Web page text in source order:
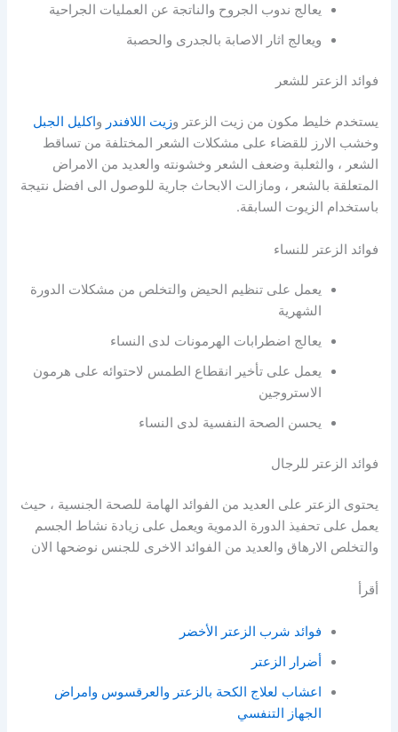
يعالج ندوب الجروح والناتجة عن العمليات الجراحية
ويعالج اثار الاصابة بالجدرى والحصبة
فوائد الزعتر للشعر
يستخدم خليط مكون من زيت الزعتر وزيت اللافندر واكليل الجبل
وخشب الارز للقضاء على مشكلات الشعر المختلفة من تساقط
الشعر ، والثعلبة وضعف الشعر وخشونته والعديد من الامراض
المتعلقة بالشعر ، ومازالت الابحاث جارية للوصول الى افضل نتيجة
باستخدام الزيوت السابقة.
فوائد الزعتر للنساء
يعمل على تنظيم الحيض والتخلص من مشكلات الدورة
الشهرية
يعالج اضطرابات الهرمونات لدى النساء
يعمل على تأخير انقطاع الطمس لاحتوائه على هرمون
الاستروجين
يحسن الصحة النفسية لدى النساء
فوائد الزعتر للرجال
يحتوى الزعتر على العديد من الفوائد الهامة للصحة الجنسية ، حيث
يعمل على تحفيذ الدورة الدموية ويعمل على زيادة نشاط الجسم
والتخلص الارهاق والعديد من الفوائد الاخرى للجنس نوضحها الان
أقرأ
فوائد شرب الزعتر الأخضر
أضرار الزعتر
اعشاب لعلاج الكحة بالزعتر والعرقسوس وامراض
الجهاز التنفسي